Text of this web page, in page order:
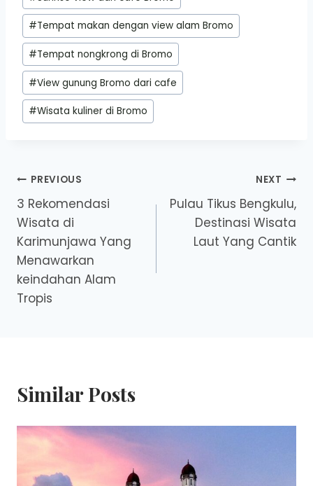
#Tempat makan dengan view alam Bromo
#Tempat nongkrong di Bromo
#View gunung Bromo dari cafe
#Wisata kuliner di Bromo
Post
navigation
PREVIOUS
3 Rekomendasi
Wisata di
Karimunjawa Yang
Menawarkan
keindahan Alam
Tropis
NEXT
Pulau Tikus Bengkulu,
Destinasi Wisata
Laut Yang Cantik
Similar Posts